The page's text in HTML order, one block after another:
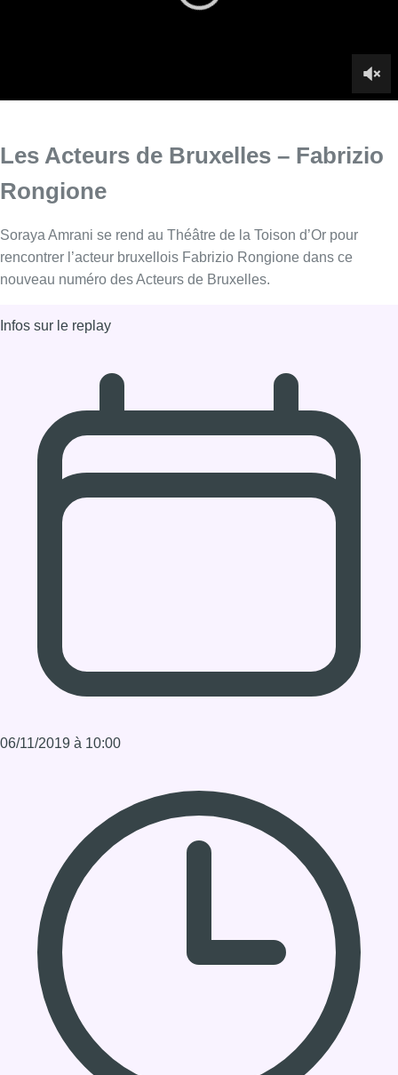
Soraya Amrani se rend au Théâtre de la Toison d’Or pour
Infos sur le replay
06/11/2019 à 10:00
Durée : 1:20:18
Partager l'émission
Facebook
Twitter